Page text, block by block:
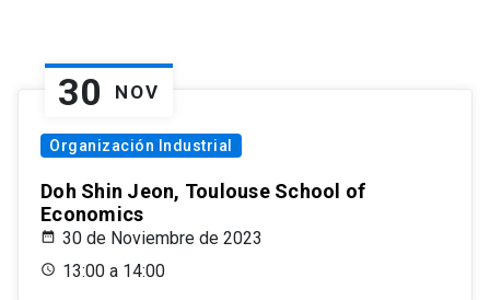
30 NOV
Organización Industrial
Doh Shin Jeon, Toulouse School of
Economics
30 de Noviembre de 2023
13:00 a 14:00